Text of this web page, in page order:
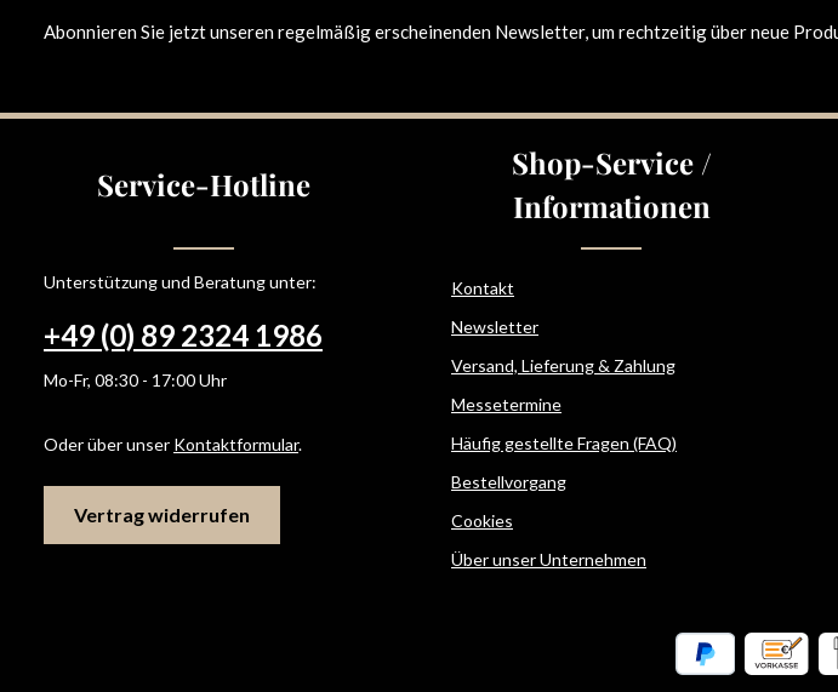
Abonnieren Sie jetzt unseren regelmäßig erscheinenden Newsletter, um rechtzeitig über neue
Service-Hotline
Unterstützung und Beratung unter:
+49 (0) 89 2324 1986
Mo-Fr, 08:30 - 17:00 Uhr
Oder über unser Kontaktformular.
Vertrag widerrufen
Shop-Service /
Informationen
Kontakt
Newsletter
Versand, Lieferung & Zahlung
Messetermine
Häufig gestellte Fragen (FAQ)
Bestellvorgang
Cookies
Über unser Unternehmen